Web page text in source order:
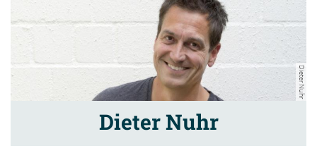
Dieter Nuhr
Dieter Nuhr